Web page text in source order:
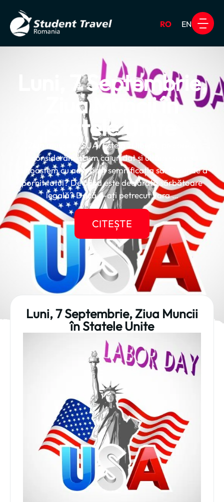
RO EN
Luni, 7 Septembrie,
Ziua Muncii în
Statele Unite
Ziua muncii în SUA. Este o zi liberă, pe care o
considerăm acum ca un dat și uităm sau nu
cunoaștem cu adevărat semnificația sa. De unde a
pornit totul? De când este declarată sărbătoare
legală? Dacă v-ați petrecut vara …
CITEȘTE
Luni, 7 Septembrie, Ziua Muncii
în Statele Unite